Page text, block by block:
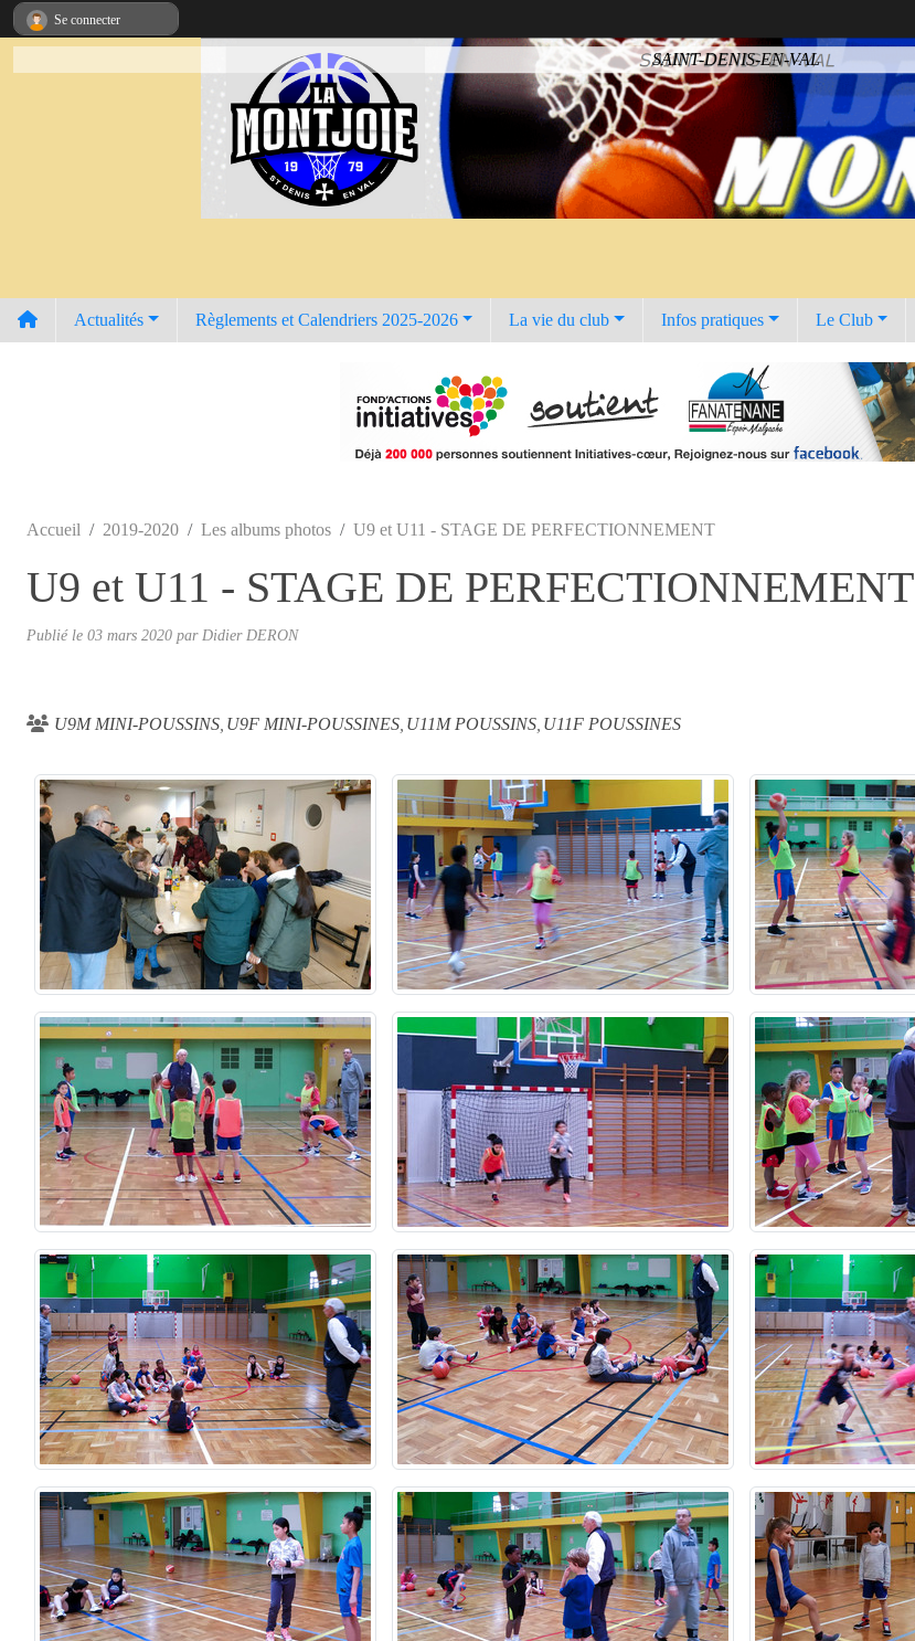
SAINT-DENIS-EN-VAL
Actualités Règlements et Calendriers 2025-2026 La vie du club Infos pratiques Le Club
Accueil 2019-2020 Les albums photos U9 et U11 - STAGE DE PERFECTIONNEMENT
U9 et U11 - STAGE DE PERFECTIONNEMENT
Publié le 03 mars 2020 par Didier DERON
U9M MINI-POUSSINS U9F MINI-POUSSINES U11M POUSSINS U11F POUSSINES
Se connecter
Panneau de gestion des cookies